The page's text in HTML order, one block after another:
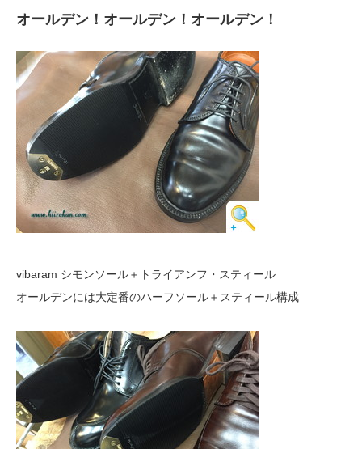
オールデン！オールデン！オールデン！
vibaram シモンソール＋トライアンフ・スティール
オールデンには大定番のハーフソール＋スティール構成